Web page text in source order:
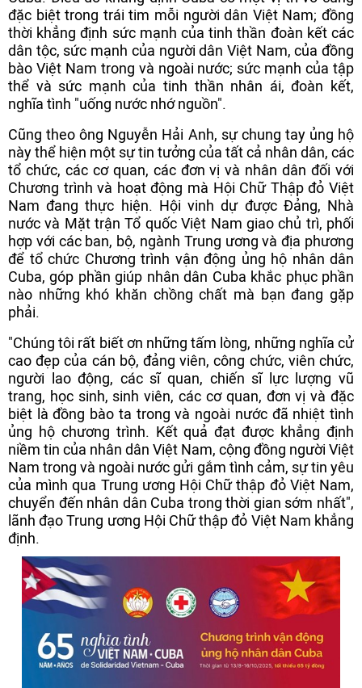
đặc biệt trong trái tim mỗi người dân Việt Nam; đồng
thời khẳng định sức mạnh của tinh thần đoàn kết các
dân tộc, sức mạnh của người dân Việt Nam, của đồng
bào Việt Nam trong và ngoài nước; sức mạnh của tập
thể và sức mạnh của tinh thần nhân ái, đoàn kết,
nghĩa tình "uống nước nhớ nguồn".
Cũng theo ông Nguyễn Hải Anh, sự chung tay ủng hộ
này thể hiện một sự tin tưởng của tất cả nhân dân, các
tổ chức, các cơ quan, các đơn vị và nhân dân đối với
Chương trình và hoạt động mà Hội Chữ Thập đỏ Việt
Nam đang thực hiện. Hội vinh dự được Đảng, Nhà
nước và Mặt trận Tổ quốc Việt Nam giao chủ trì, phối
hợp với các ban, bộ, ngành Trung ương và địa phương
để tổ chức Chương trình vận động ủng hộ nhân dân
Cuba, góp phần giúp nhân dân Cuba khắc phục phần
nào những khó khăn chồng chất mà bạn đang gặp
phải.
"Chúng tôi rất biết ơn những tấm lòng, những nghĩa cử
cao đẹp của cán bộ, đảng viên, công chức, viên chức,
người lao động, các sĩ quan, chiến sĩ lực lượng vũ
trang, học sinh, sinh viên, các cơ quan, đơn vị và đặc
biệt là đồng bào ta trong và ngoài nước đã nhiệt tình
ủng hộ chương trình. Kết quả đạt được khẳng định
niềm tin của nhân dân Việt Nam, cộng đồng người Việt
Nam trong và ngoài nước gửi gắm tình cảm, sự tin yêu
của mình qua Trung ương Hội Chữ thập đỏ Việt Nam,
chuyển đến nhân dân Cuba trong thời gian sớm nhất",
lãnh đạo Trung ương Hội Chữ thập đỏ Việt Nam khẳng
định.